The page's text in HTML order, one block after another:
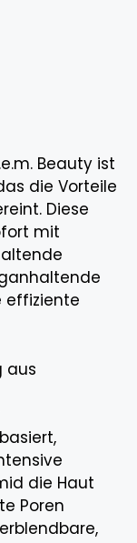
Beauty ist
die Vorteile
Diese
mit
effiziente
aus
die Haut
Poren